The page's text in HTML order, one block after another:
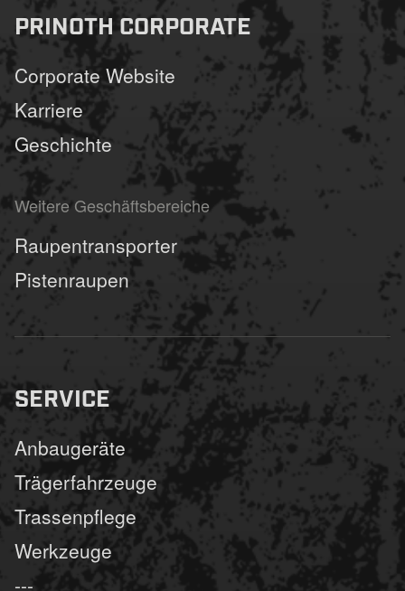
PRINOTH CORPORATE
Corporate Website
Karriere
Geschichte
Weitere Geschäftsbereiche
Raupentransporter
Pistenraupen
SERVICE
Anbaugeräte
Trägerfahrzeuge
Trassenpflege
Werkzeuge
---